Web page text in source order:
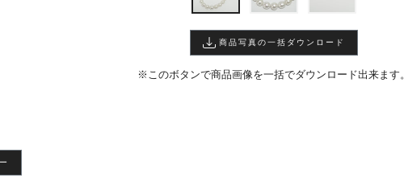
商品写真の一括ダウンロード
※このボタンで商品画像を一括でダウンロード出来ます。